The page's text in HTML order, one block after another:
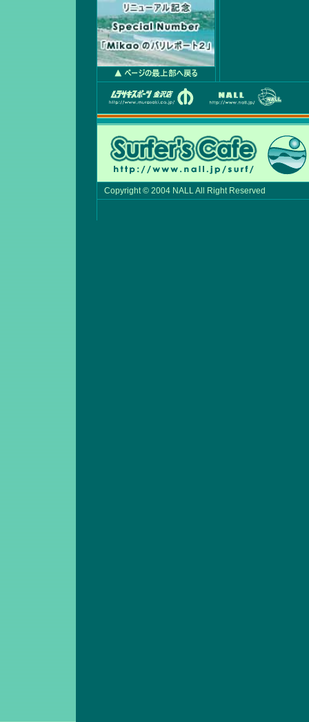
Copyright © 2004 NALL All Right Reserved